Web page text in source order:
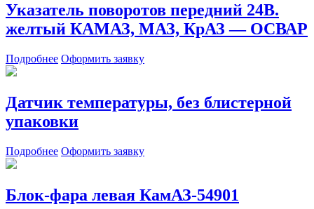
Указатель поворотов передний 24В.
желтый КАМАЗ, МАЗ, КрАЗ — ОСВАР
Подробнее Оформить заявку
Датчик температуры, без блистерной
упаковки
Подробнее Оформить заявку
Блок-фара левая КамАЗ-54901